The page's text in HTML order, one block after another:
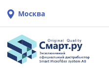
Москва